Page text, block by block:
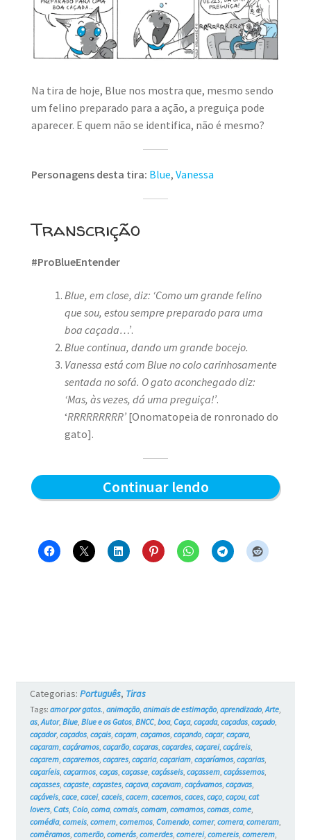
MINHA CONTA
CARRINHO
Na tira de hoje, Blue nos mostra que, mesmo sendo
um felino preparado para a ação, a preguiça pode
aparecer. E quem não se identifica, não é mesmo?
Personagens desta tira: Blue, Vanessa
Transcrição
#ProBlueEntender
Blue, em close, diz: ‘Como um grande felino
que sou, estou sempre preparado para uma
boa caçada…’.
Blue continua, dando um grande bocejo.
Vanessa está com Blue no colo carinhosamente
sentada no sofá. O gato aconchegado diz:
‘Mas, às vezes, dá uma preguiça!’.
‘RRRRRRRRR’[Onomatopeia de ronronado do
gato].
Continuar lendoPreparado
caçada?
Gatos
#6
Categorias: Português, Tiras
Tags: amor por gatos. animação, animais de estimação, aprendizado, Arte,
as, Autor, Blue, Blue e os Gatos, BNCC, boa, Caça, caçada, caçadas, caçado,
caçador, caçados, caçais, caçam, caçamos, caçando, caçar, caçara,
caçaram, caçáramos, caçarão, caçaras, caçardes, caçarei, caçáreis,
caçarem, caçaremos, caçares, caçaria, caçariam, caçaríamos, caçarias,
caçaríeis, caçarmos, caças, caçasse, caçásseis, caçassem, caçássemos,
caçasses, caçaste, caçastes, caçava, caçavam, caçávamos, caçavas,
caçáveis, cace, cacei, caceis, cacem, cacemos, caces, caço, caçou, cat
lovers, Cats, Colo, coma, comais, comam, comamos, comas, come,
comédia, comeis, comem, comemos, Comendo, comer, comera, comeram,
comêramos, comerão, comerás, comerdes, comerei, comereis, comerem,